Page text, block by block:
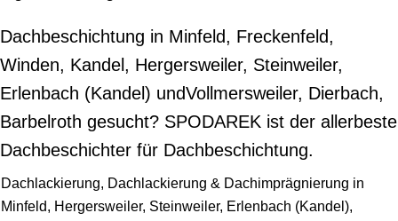
Dachbeschichtung in Minfeld, Freckenfeld,
Winden, Kandel, Hergersweiler, Steinweiler,
Erlenbach (Kandel) undVollmersweiler, Dierbach,
Barbelroth gesucht? SPODAREK ist der allerbeste
Dachbeschichter für Dachbeschichtung.
Dachlackierung, Dachlackierung & Dachimprägnierung in
Minfeld, Hergersweiler, Steinweiler, Erlenbach (Kandel),